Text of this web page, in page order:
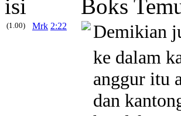
Boks
(1.00) Mrk 2:22
Demikian
ke dalam
anggur itu
dan